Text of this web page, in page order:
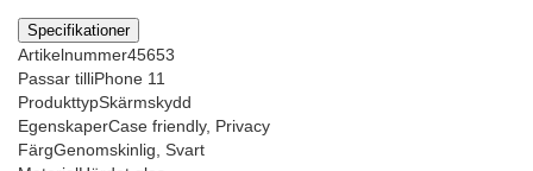
Specifikationer
Artikelnummer45653
Passar tilliPhone 11
ProdukttypSkärmskydd
EgenskaperCase friendly, Privacy
FärgGenomskinlig, Svart